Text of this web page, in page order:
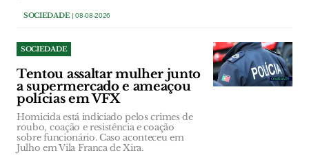
SOCIEDADE| 08-08-2026
SOCIEDADE
Tentou assaltar mulher junto
a supermercado e ameaçou
polícias em VFX
Homicida está indiciado pelos crimes de
roubo, coação e resistência e coação
sobre funcionário. Caso aconteceu em
Julho em Vila Franca de Xira.